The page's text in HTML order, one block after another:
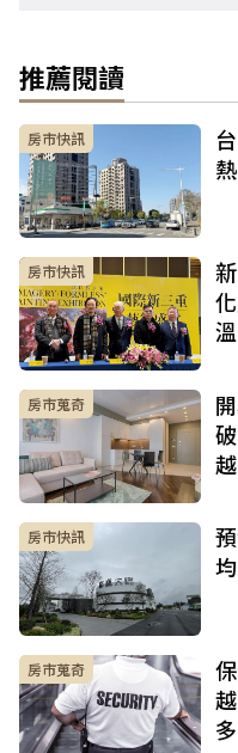
推薦閱讀
房市快訊
房市快訊
溫
房市蒐奇
房市快訊
房市蒐奇
多